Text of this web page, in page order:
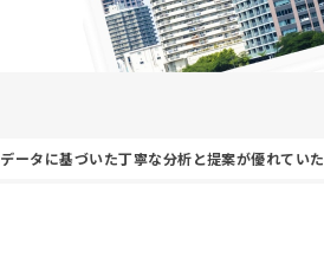
データに基づいた丁寧な分析と提案が優れていた